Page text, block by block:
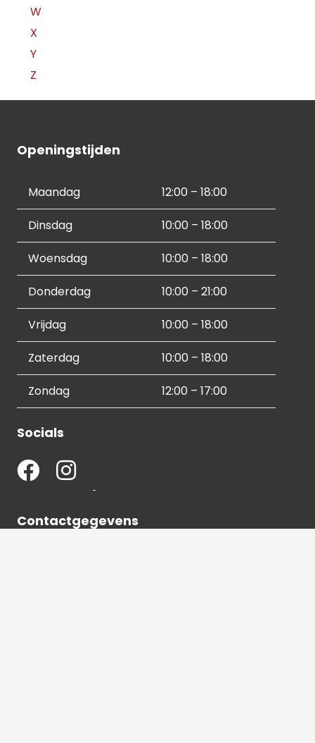
W
X
Y
Z
Openingstijden
Maandag 12:00 – 18:00
Dinsdag 10:00 – 18:00
Woensdag 10:00 – 18:00
Donderdag 10:00 – 21:00
Vrijdag 10:00 – 18:00
Zaterdag 10:00 – 18:00
Zondag 12:00 – 17:00
Socials
Contactgegevens